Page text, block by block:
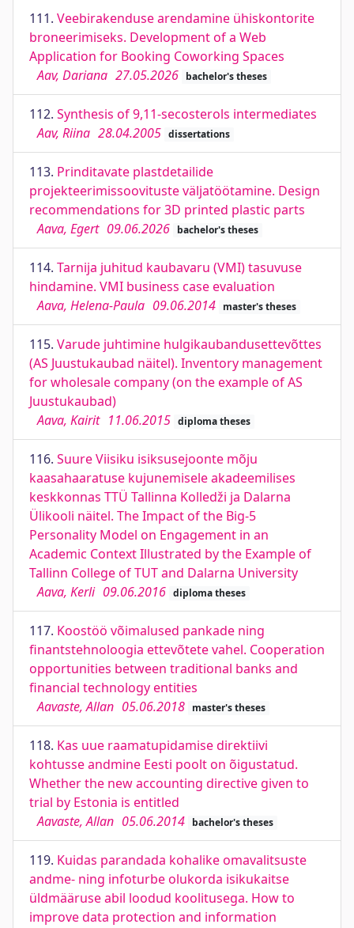
111. Veebirakenduse arendamine ühiskontorite
broneerimiseks. Development of a Web
Application for Booking Coworking Spaces
Aav, Dariana 27.05.2026 bachelor's theses
112. Synthesis of 9,11-secosterols intermediates
Aav, Riina 28.04.2005 dissertations
113. Prinditavate plastdetailide
projekteerimissoovituste väljatöötamine. Design
recommendations for 3D printed plastic parts
Aava, Egert 09.06.2026 bachelor's theses
114. Tarnija juhitud kaubavaru (VMI) tasuvuse
hindamine. VMI business case evaluation
Aava, Helena-Paula 09.06.2014 master's theses
115. Varude juhtimine hulgikaubandusettevõttes
(AS Juustukaubad näitel). Inventory management
for wholesale company (on the example of AS
Juustukaubad)
Aava, Kairit 11.06.2015 diploma theses
116. Suure Viisiku isiksusejoonte mõju
kaasahaaratuse kujunemisele akadeemilises
keskkonnas TTÜ Tallinna Kolledži ja Dalarna
Ülikooli näitel. The Impact of the Big-5
Personality Model on Engagement in an
Academic Context Illustrated by the Example of
Tallinn College of TUT and Dalarna University
Aava, Kerli 09.06.2016 diploma theses
117. Koostöö võimalused pankade ning
finantstehnoloogia ettevõtete vahel. Cooperation
opportunities between traditional banks and
financial technology entities
Aavaste, Allan 05.06.2018 master's theses
118. Kas uue raamatupidamise direktiivi
kohtusse andmine Eesti poolt on õigustatud.
Whether the new accounting directive given to
trial by Estonia is entitled
Aavaste, Allan 05.06.2014 bachelor's theses
119. Kuidas parandada kohalike omavalitsuste
andme- ning infoturbe olukorda isikukaitse
üldmääruse abil loodud koolitusega. How to
improve data protection and information